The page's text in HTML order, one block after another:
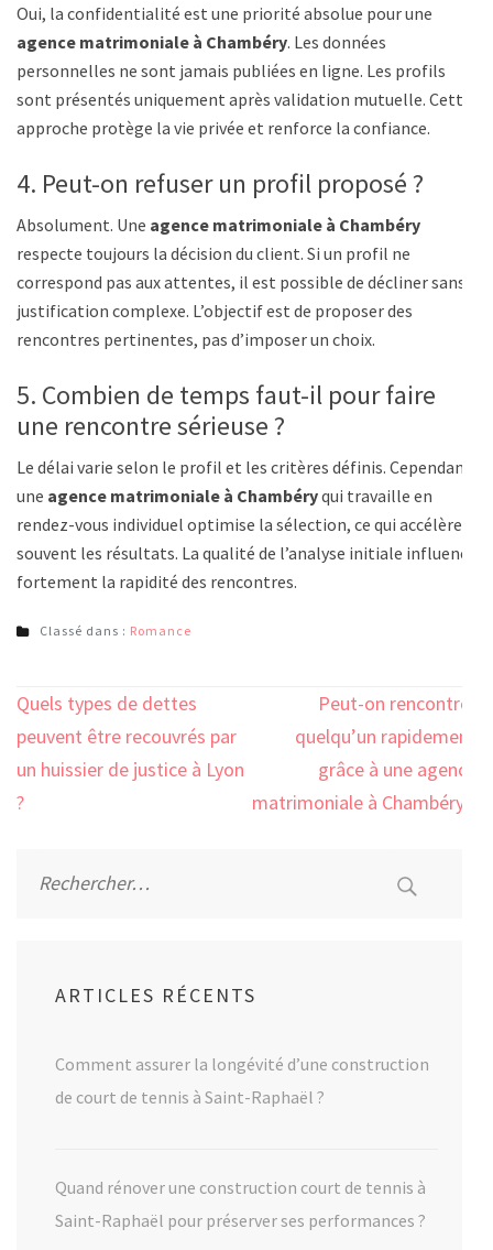
Oui, la confidentialité est une priorité absolue pour une
agence matrimoniale à Chambéry. Les données
personnelles ne sont jamais publiées en ligne. Les profils
sont présentés uniquement après validation mutuelle. Cette
approche protège la vie privée et renforce la confiance.
4. Peut-on refuser un profil proposé ?
Absolument. Une agence matrimoniale à Chambéry
respecte toujours la décision du client. Si un profil ne
correspond pas aux attentes, il est possible de décliner sans
justification complexe. L’objectif est de proposer des
rencontres pertinentes, pas d’imposer un choix.
5. Combien de temps faut-il pour faire
une rencontre sérieuse ?
Le délai varie selon le profil et les critères définis. Cependant,
une agence matrimoniale à Chambéryqui travaille en
rendez-vous individuel optimise la sélection, ce qui accélère
souvent les résultats. La qualité de l’analyse initiale influence
fortement la rapidité des rencontres.
Classé dans : Romance
Navigation
de
l’article
Quels types de dettes
peuvent être recouvrés par
un huissier de justice à Lyon
?
Peut-on rencontrer
quelqu’un rapidement
grâce à une agence
matrimoniale à Chambéry ?
ARTICLES RÉCENTS
Comment assurer la longévité d’une construction
de court de tennis à Saint-Raphaël ?
Quand rénover une construction court de tennis à
Saint-Raphaël pour préserver ses performances ?